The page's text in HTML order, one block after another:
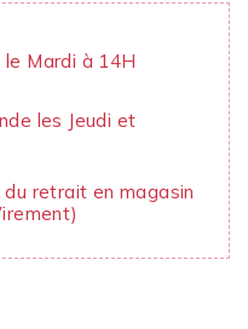
Mardi à 14H
les Jeudi et
retrait en magasin